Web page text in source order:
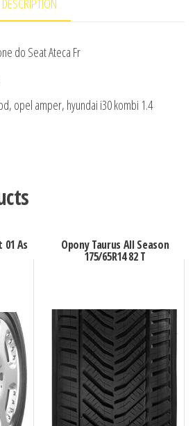
do Seat Ateca Fr
opel amper, hyundai i30 kombi 1.4
01 As Opony Taurus All Season
175/65R14 82 T